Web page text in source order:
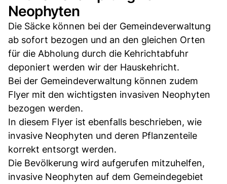
Neophyten
Die Säcke können bei der Gemeindeverwaltung
ab sofort bezogen und an den gleichen Orten
für die Abholung durch die Kehrichtabfuhr
deponiert werden wir der Hauskehricht.
Bei der Gemeindeverwaltung können zudem
Flyer mit den wichtigsten invasiven Neophyten
bezogen werden.
In diesem Flyer ist ebenfalls beschrieben, wie
invasive Neophyten und deren Pflanzenteile
korrekt entsorgt werden.
Die Bevölkerung wird aufgerufen mitzuhelfen,
invasive Neophyten auf dem Gemeindegebiet